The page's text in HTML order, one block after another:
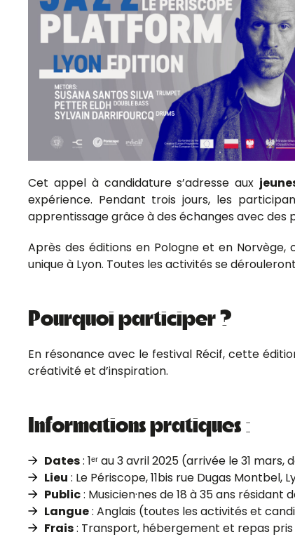
Cet appel à candidature s’adresse aux
expérience. Pendant trois jours, les
apprentissage grâce à des échanges avec des
Après des éditions en Pologne et en
unique à Lyon. Toutes les activités se dérouleront
Pourquoi participer ?
En résonance avec le festival Récif, cette
créativité et d’inspiration.
Informations pratiques :
Dates: 1ᵉʳ au 3 avril 2025 (arrivée le 31
Lieu : Le Périscope, 11bis rue Dugas Montbel,
Public: Musicien·nes de 18 à 35 ans
Langue: Anglais (toutes les activités et
Frais: Transport, hébergement et repas